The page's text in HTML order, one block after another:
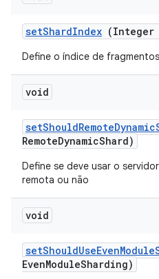
setShardIndex (Integer
Define o índice de
void
setShouldRemoteDynamic
RemoteDynamicShard)
Define se deve usar o
remota ou não
void
setShouldUseEvenModule
EvenModuleSharding)